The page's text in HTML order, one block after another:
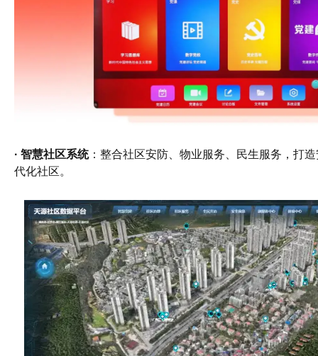
· 智慧社区系统：整合社区安防、物业服务、民生服务，打
代化社区。